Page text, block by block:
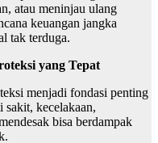
atau meninjau ulang
keuangan jangka
tak terduga.
yang Tepat
menjadi fondasi penting
sakit, kecelakaan,
bisa berdampak